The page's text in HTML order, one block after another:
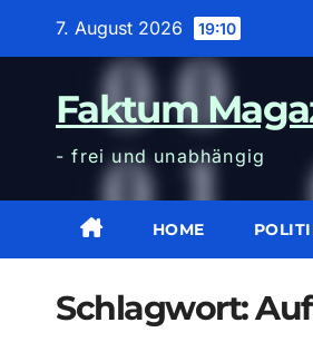
7. August 2026 19:10
Faktum
- frei und unabhängig
HOME
Schlagwort: